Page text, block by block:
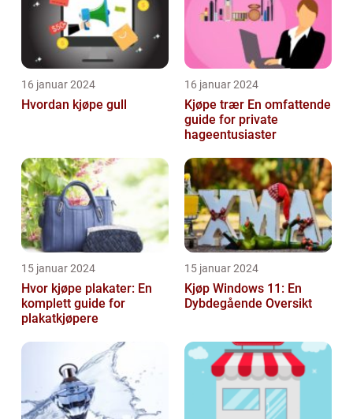
16 januar 2024
Hvordan kjøpe gull
16 januar 2024
Kjøpe trær En omfattende
guide for private
hageentusiaster
15 januar 2024
Hvor kjøpe plakater: En
komplett guide for
plakatkjøpere
15 januar 2024
Kjøp Windows 11: En
Dybdegående Oversikt